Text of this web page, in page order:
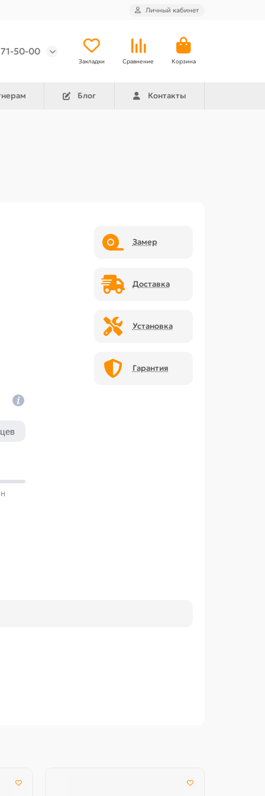
Личный кабинет
50-00
Закладки Сравнение Корзина
Блог Контакты
Замер
Доставка
Установка
Гарантия